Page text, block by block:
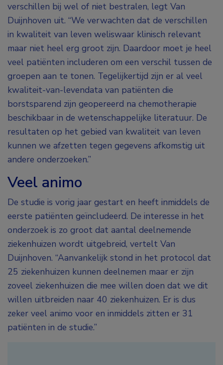
verschillen bij wel of niet bestralen, legt Van
Duijnhoven uit. “We verwachten dat de verschillen
in kwaliteit van leven weliswaar klinisch relevant
maar niet heel erg groot zijn. Daardoor moet je heel
veel patiënten includeren om een verschil tussen de
groepen aan te tonen. Tegelijkertijd zijn er al veel
kwaliteit-van-levendata van patiënten die
borstsparend zijn geopereerd na chemotherapie
beschikbaar in de wetenschappelijke literatuur. De
resultaten op het gebied van kwaliteit van leven
kunnen we afzetten tegen gegevens afkomstig uit
andere onderzoeken.”
Veel animo
De studie is vorig jaar gestart en heeft inmiddels de
eerste patiënten geïncludeerd. De interesse in het
onderzoek is zo groot dat aantal deelnemende
ziekenhuizen wordt uitgebreid, vertelt Van
Duijnhoven. “Aanvankelijk stond in het protocol dat
25 ziekenhuizen kunnen deelnemen maar er zijn
zoveel ziekenhuizen die mee willen doen dat we dit
willen uitbreiden naar 40 ziekenhuizen. Er is dus
zeker veel animo voor en inmiddels zitten er 31
patiënten in de studie.”